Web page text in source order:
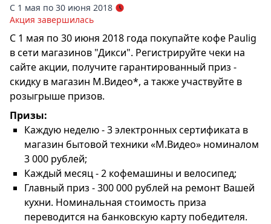
С 1 мая по 30 июня 2018
Акция завершилась
С 1 мая по 30 июня 2018 года покупайте кофе Paulig
в сети магазинов "Дикси". Регистрируйте чеки на
сайте акции, получите гарантированный приз -
скидку в магазин М.Видео*, а также участвуйте в
розыгрыше призов.
Призы:
Каждую неделю - 3 электронных сертификата в
магазин бытовой техники «М.Видео» номиналом
3 000 рублей;
Каждый месяц - 2 кофемашины и велосипед;
Главный приз - 300 000 рублей на ремонт Вашей
кухни. Номинальная стоимость приза
переводится на банковскую карту победителя.